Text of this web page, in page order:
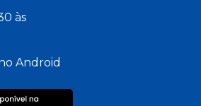
às
Android